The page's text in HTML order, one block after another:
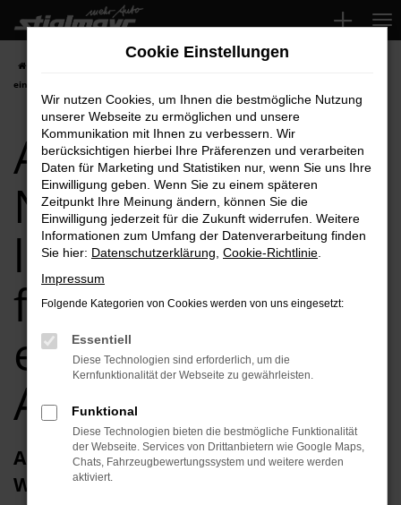
Zum
Hauptinhalt
springen
einfach bei Ihrem Audi Händler
Audi A6
Neuwagen
leasen,
finanzieren
einfach bei Ihrem
Audi Händler
Audi A6 Neuwagen – die exzellenteste
Wahl
Cookie Einstellungen
Wir nutzen Cookies, um Ihnen die bestmögliche Nutzung
unserer Webseite zu ermöglichen und unsere
Kommunikation mit Ihnen zu verbessern. Wir
berücksichtigen hierbei Ihre Präferenzen und verarbeiten
Daten für Marketing und Statistiken nur, wenn Sie uns Ihre
Einwilligung geben. Wenn Sie zu einem späteren
Zeitpunkt Ihre Meinung ändern, können Sie die
Einwilligung jederzeit für die Zukunft widerrufen. Weitere
Informationen zum Umfang der Datenverarbeitung finden
Sie hier: Datenschutzerklärung Cookie-Richtlinie
Impressum
Folgende Kategorien von Cookies werden von uns eingesetzt:
Essentiell
Diese Technologien sind erforderlich, um die
Kernfunktionalität der Webseite zu gewährleisten.
Funktional
Diese Technologien bieten die bestmögliche Funktionalität
der Webseite. Services von Drittanbietern wie Google Maps,
Chats, Fahrzeugbewertungssystem und weitere werden
aktiviert.